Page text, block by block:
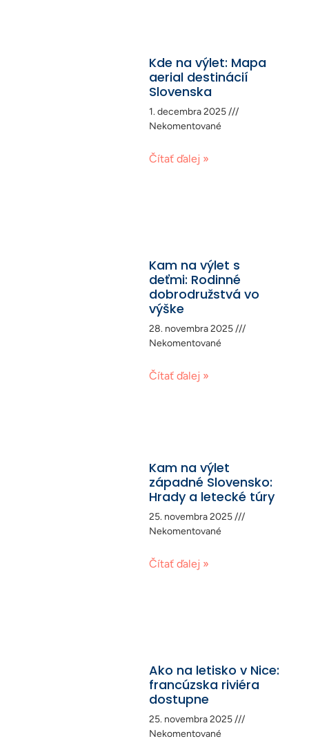
Kde na výlet: Mapa
aerial destinácií
Slovenska
1. decembra 2025
Nekomentované
Čítať ďalej »
Kam na výlet s
deťmi: Rodinné
dobrodružstvá vo
výške
28. novembra 2025
Nekomentované
Čítať ďalej »
Kam na výlet
západné Slovensko:
Hrady a letecké túry
25. novembra 2025
Nekomentované
Čítať ďalej »
Ako na letisko v Nice:
francúzska riviéra
dostupne
25. novembra 2025
Nekomentované